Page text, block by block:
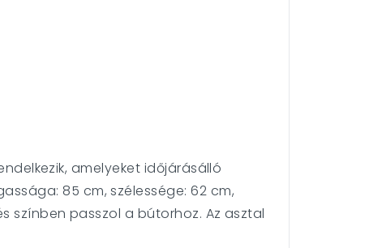
amelyeket időjárásálló
85 cm, szélessége: 62 cm,
színben passzol a bútorhoz. Az asztal